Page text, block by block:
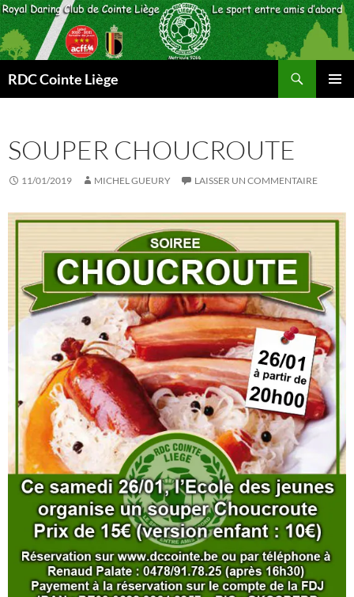
Aller
au
contenu
RDC Cointe Liège
SOUPER CHOUCROUTE
11/01/2019 MICHEL GUEURY LAISSER UN COMMENTAIRE